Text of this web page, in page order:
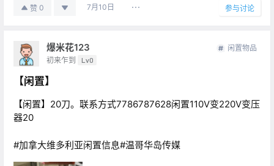
赞 0 7月10日 参与讨论
爆米花123
初来乍到 Lv0
闲置物品
【闲置】
【闲置】20刀。联系方式7786787628闲置110V变220V变压
器20
#加拿大维多利亚闲置信息#温哥华岛传媒